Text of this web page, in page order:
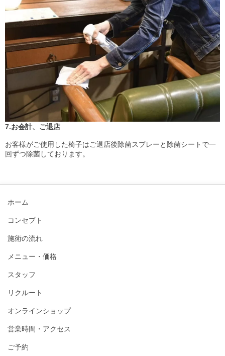
7.お会計、ご退店
お客様がご使用した椅子はご退店後除菌スプレーと除菌シートで一
回ずつ除菌しております。
ホーム
コンセプト
施術の流れ
メニュー・価格
スタッフ
リクルート
オンラインショップ
営業時間・アクセス
ご予約